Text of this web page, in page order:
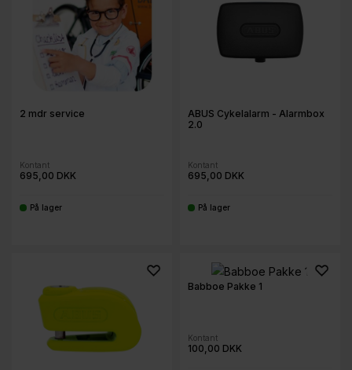
2 mdr service
Kontant
695,00 DKK
På lager
ABUS Cykelalarm - Alarmbox
2.0
Kontant
695,00 DKK
På lager
Babboe Pakke 1
Kontant
100,00 DKK